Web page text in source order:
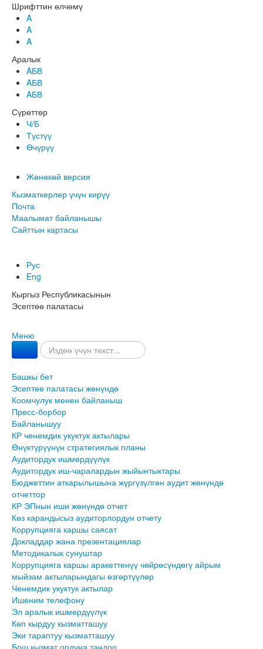
Шрифттин өлчөмү
A
A
A
Аралык
AБВ
AБВ
AБВ
Сүрөттөр
Ч/Б
Түстүү
Өчүрүү
Жөнөкөй версия
Кызматкерлер үчүн кирүү
Почта
Маалымат байланышы
Сайттын картасы
Рус
Eng
Кыргыз Республикасынын
Эсептөө палатасы
Меню
Башкы бет
Эсептөө палатасы жөнүндө
Коомчулук менен байланыш
Пресс-борбор
Байланышуу
КР ченемдик укуктук актылары
Өнүктүрүүнүн стратегиялык планы
Аудитордук ишмердүүлүк
Аудитордук иш-чаралардын жыйынтыктары
Бюджеттин аткарылышына жүргүзүлгөн аудит жөнүндө
отчеттор
КР ЭПнын иши жөнүндө отчет
Көз карандысыз аудиторлордун отчету
Коррупцияга каршы саясат
Докладдар жана презентациялар
Методикалык сунуштар
Коррупцияга каршы аракеттенүү чөйрөсүндөгү айрым
мыйзам актыларындагы өзгөртүүлөр
Ченемдик укуктук актылар
Ишеним телефону
Эл аралык ишмердүүлүк
Көп кырдуу кызматташуу
Эки тараптуу кызматташуу
Бош кызмат ордуна тандоо